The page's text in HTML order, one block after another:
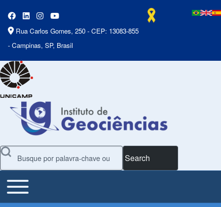
Rua Carlos Gomes, 250 - CEP: 13083-855
- Campinas, SP, Brasil
Search
Main Menu
Toggle main menu